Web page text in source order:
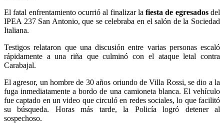
El fatal enfrentamiento ocurrió al finalizar lafiesta de egresadosdel
IPEA 237 San Antonio, que se celebraba en el salón de la Sociedad
Italiana.
Testigos relataron que una discusión entre varias personas escaló
rápidamente a una riña que culminó con el ataque letal contra
Carabajal.
El agresor, un hombre de 30 años oriundo de Villa Rossi, se dio a la
fuga inmediatamente a bordo de una camioneta blanca. El vehículo
fue captado en un video que circuló en redes sociales, lo que facilitó
su búsqueda. Horas más tarde, la Policía logró detener al
sospechoso.